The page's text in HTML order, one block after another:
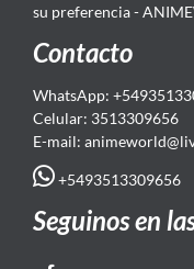
su preferencia -
Contacto
WhatsApp:
Celular: 3513309656
E-mail: animeworld
+5493513309656
Seguinos en